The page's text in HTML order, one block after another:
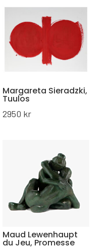
Margareta Sieradzki,
Tuulos
2950 kr
Maud Lewenhaupt
du Jeu, Promesse